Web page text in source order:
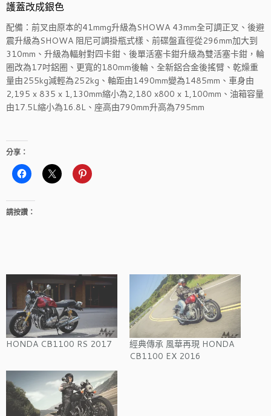
護蓋改成銀色
配備：前叉由原本的41mmg升級為SHOWA 43mm全可調正叉、後避
震升級為SHOWA 阻尼可調掛瓶式樣、前碟盤直徑從296mm加大到
310mm、升級為輻射對四卡鉗、後單活塞卡鉗升級為雙活塞卡鉗，輪
圈改為17吋鋁圈、更寬的180mm後輪、全新鋁合金後搖臂、乾燥重
量由255kg減輕為252kg、軸距由1490mm變為1485mm、車身由
2,195 x 835 x 1,130mm縮小為2,180 x800 x 1,100mm、油箱容量
由17.5L縮小為16.8L、座高由790mm升高為795mm
分享：
請按讚：
HONDA CB1100 RS 2017
經典傳承 風華再現 HONDA
CB1100 EX 2016